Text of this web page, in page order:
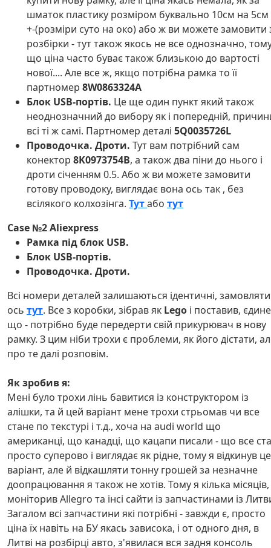
шматок пластику розміром буквально 10см на 5см
+-(розміри суто на око) або ж ви можете замовити
розбірки - тут також якось не все однозначно,
що ціна часто буває також близькою до вартості
нової.... Але все ж, якщо потрібна рамка то її
партномер 8W0863324A
Блок USB-портів. Це ще один пункт який також
неоднозначний до вибору як і попередній,
всі ті ж самі. Партномер деталі 5Q0035726L
Проводочка. Дроти. Тут вам потрібний сам
конектор 8K0973754B, а також два піни до нього і
дроти січенням 0.5. Або ж ви можете замовити
готову проводоку, виглядає вона ось так , без
всілякого колхозінга. Тутабо тут
Case №2 Aliexpress
Рамка під блок USB.
Блок USB-портів.
Проводочка. Дроти.
Всі номери деталей залишаються ідентичні, замовляти
ось тут. Все з коробки, зібрав як Lego і поставив,
що - потрібно буде передерти свій прикурювач в нову
рамку. З цим ніби трохи є проблеми, як його дістати,
про те далі розповім.
Як зробив я:
Мені було трохи лінь бавитися із конструктором із
алішки, та й цей варіант мене трохи стрьомав чи все
стане по текстурі і т.д., хоча на audi world що
американці, що канадці, що кацапи писали - що все
просто суперово і виглядає як рідне, тому я відкинув
варіант, але й відкашляти тонну грошей за незначне
доопрацювання я також не хотів. Тому я кілька місяців,
моніторив Allegro та інсі сайти із запчастинами із
Загалом всі запчастини які потрібні - завжди є, просто
ціна їх навіть на БУ якась зависока, і от одного дня, в
Литві на розбірці авто, з'явилася вся задня консоль